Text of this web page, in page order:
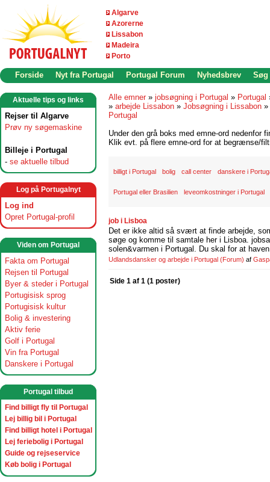
Algarve
Azorerne
Lissabon
Madeira
Porto
Forside Nyt fra Portugal Portugal Forum Nyhedsbrev Søg
Aktuelle tips og links
Rejser til Algarve
Prøv ny søgemaskine
Billeje i Portugal
- se aktuelle tilbud
Log på Portugalnyt
Log ind
Opret Portugal-profil
Viden om Portugal
Fakta om Portugal
Rejsen til Portugal
Byer & steder i Portugal
Portugisisk sprog
Portugisisk kultur
Bolig & investering
Aktiv ferie
Golf i Portugal
Vin fra Portugal
Danskere i Portugal
Portugal tilbud
Find billigt fly til Portugal
Lej billig bil i Portugal
Find billigt hotel i Portugal
Lej feriebolig i Portugal
Guide og rejseservice
Køb bolig i Portugal
Alle emner » jobsøgning i Portugal » Portugal
» arbejde Lissabon » Jobsøgning i Lissabon »
Portugal
Under den grå boks med emne-ord nedenfor
Klik evt. på flere emne-ord for at begrænse/
billigt i Portugal bolig call center danskere i
Portugal eller Brasilien leveomkostninger i Portugal
job i Lisboa
Det er ikke altid så svært at finde arbejde,
søge og komme til samtale her i Lisboa.
solen&varmen i Portugal. Du skal for at
Udlandsdansker og arbejde i Portugal (Forum) af
Side 1 af 1 (1 poster)